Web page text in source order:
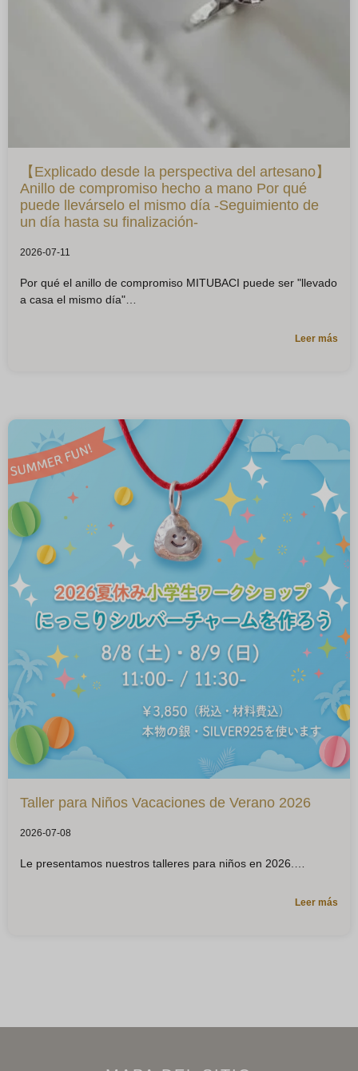
【Explicado desde la perspectiva del artesano】
Anillo de compromiso hecho a mano Por qué
puede llevárselo el mismo día -Seguimiento de
un día hasta su finalización-
2026-07-11
Por qué el anillo de compromiso MITUBACI puede ser "llevado
a casa el mismo día"
Leer más
Taller para Niños Vacaciones de Verano 2026
2026-07-08
Le presentamos nuestros talleres para niños en 2026.
Leer más